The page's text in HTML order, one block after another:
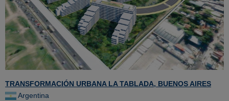
TRANSFORMACIÓN URBANA LA TABLADA, BUENOS AIRES
Argentina